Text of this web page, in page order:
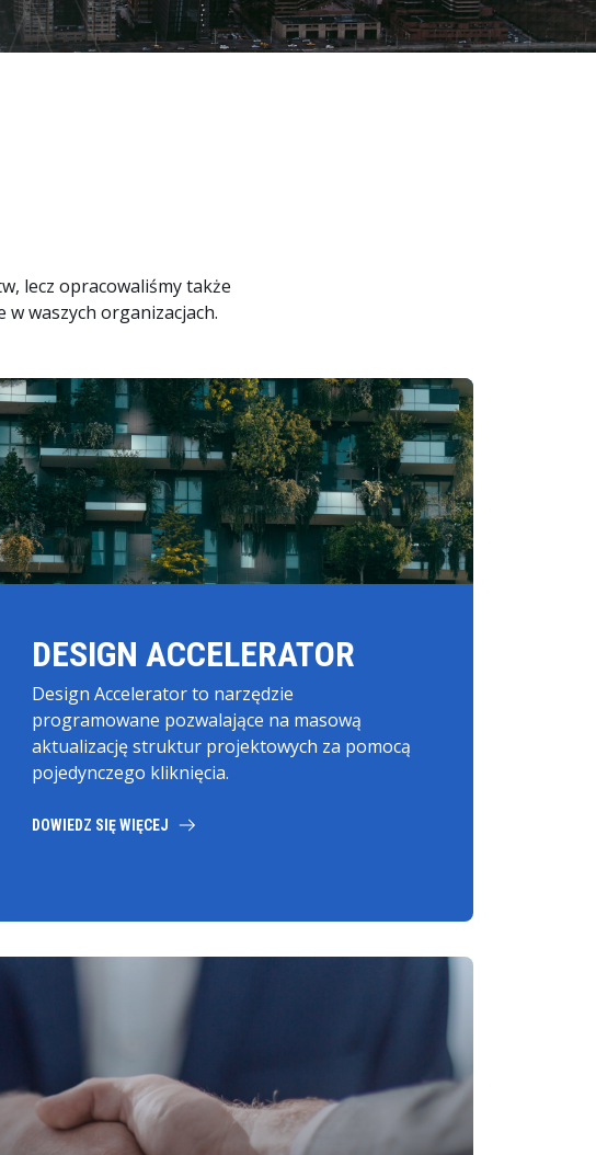
Intuicyjne doświadczenie użytkownika z SAP
Usługi SAP Business AI
SAP AI Core & AI Launchpad
lecz opracowaliśmy także
w waszych organizacjach.
DESIGN ACCELERATOR
Design Accelerator to narzędzie
programowane pozwalające na masową
aktualizację struktur projektowych za pomocą
pojedynczego kliknięcia.
DOWIEDZ SIĘ WIĘCEJ